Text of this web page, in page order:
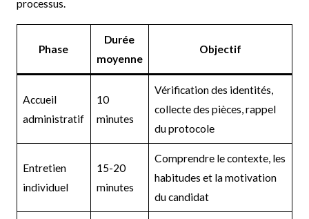
processus.
Phase
Durée
moyenne
Objectif
Accueil
administratif
10
minutes
Vérification des identités,
collecte des pièces, rappel
du protocole
Entretien
individuel
15-20
minutes
Comprendre le contexte, les
habitudes et la motivation
du candidat